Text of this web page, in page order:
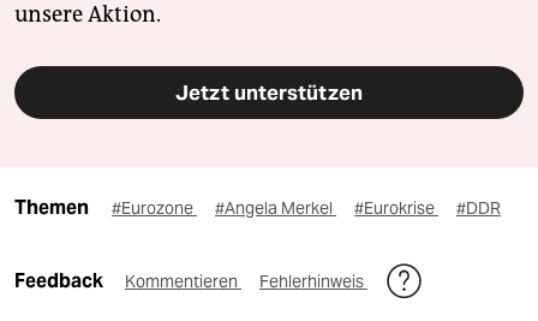
unsere Aktion.
Jetzt unterstützen
Themen #Eurozone #Angela Merkel #Eurokrise #DDR
Feedback Kommentieren Fehlerhinweis